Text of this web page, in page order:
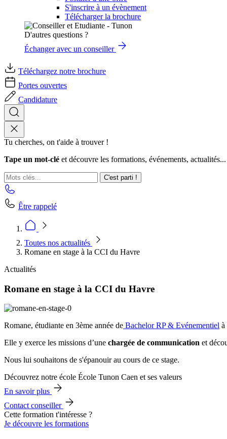
S'inscrire à un évènement
Télécharger la brochure
D'autres questions ?
Échanger avec un conseiller
Téléchargez notre brochure
Portes ouvertes
Candidature
Tu cherches, on t'aide à trouver !
Tape un mot-clé et découvre les formations, événements,
C'est parti !
Être rappelé
Toutes nos actualités
Romane en stage à la CCI du Havre
Actualités
Romane en stage à la CCI du Havre
Romane, étudiante en 3ème année de Bachelor RP & Evénementiel à
Elle y exerce les missions d’une chargée de communication et
Nous lui souhaitons de s'épanouir au cours de ce stage.
Découvrez notre école École Tunon Caen et ses valeurs
En savoir plus
Contact conseiller
Cette formation t'intéresse ?
Je découvre les formations